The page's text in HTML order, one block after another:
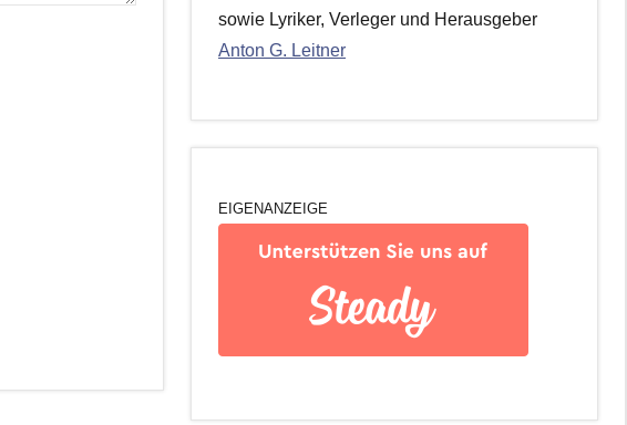
sowie Lyriker, Verleger und Herausgeber
Anton G. Leitner
EIGENANZEIGE